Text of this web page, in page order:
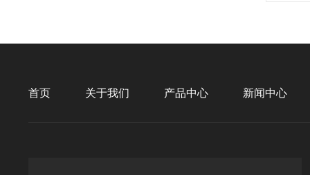
首页 关于我们 产品中心 新闻中心